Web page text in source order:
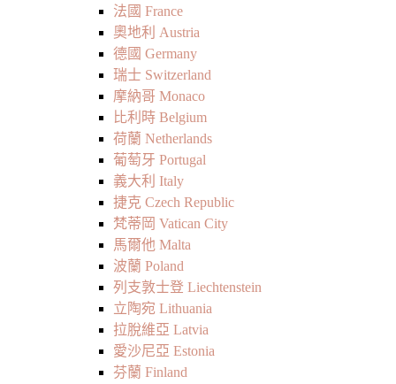
法國 France
奧地利 Austria
德國 Germany
瑞士 Switzerland
摩納哥 Monaco
比利時 Belgium
荷蘭 Netherlands
葡萄牙 Portugal
義大利 Italy
捷克 Czech Republic
梵蒂岡 Vatican City
馬爾他 Malta
波蘭 Poland
列支敦士登 Liechtenstein
立陶宛 Lithuania
拉脫維亞 Latvia
愛沙尼亞 Estonia
芬蘭 Finland